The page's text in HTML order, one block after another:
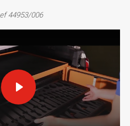
44953/006
Play